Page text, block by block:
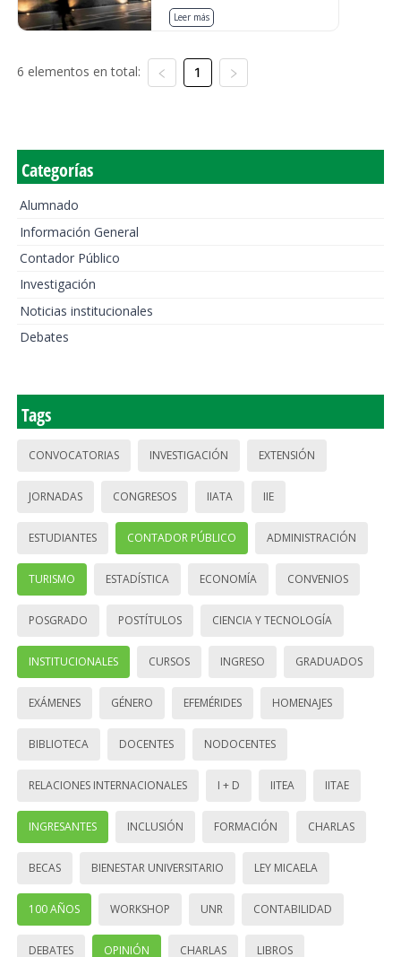
Leer más
6 elementos en total: 1
Categorías
Alumnado
Información General
Contador Público
Investigación
Noticias institucionales
Debates
Tags
CONVOCATORIAS INVESTIGACIÓN EXTENSIÓN
JORNADAS CONGRESOS IIATA IIE
ESTUDIANTES CONTADOR PÚBLICO ADMINISTRACIÓN
TURISMO ESTADÍSTICA ECONOMÍA CONVENIOS
POSGRADO POSTÍTULOS CIENCIA Y TECNOLOGÍA
INSTITUCIONALES CURSOS INGRESO GRADUADOS
EXÁMENES GÉNERO EFEMÉRIDES HOMENAJES
BIBLIOTECA DOCENTES NODOCENTES
RELACIONES INTERNACIONALES I + D IITEA IITAE
INGRESANTES INCLUSIÓN FORMACIÓN CHARLAS
BECAS BIENESTAR UNIVERSITARIO LEY MICAELA
100 AÑOS WORKSHOP UNR CONTABILIDAD
DEBATES OPINIÓN CHARLAS LIBROS